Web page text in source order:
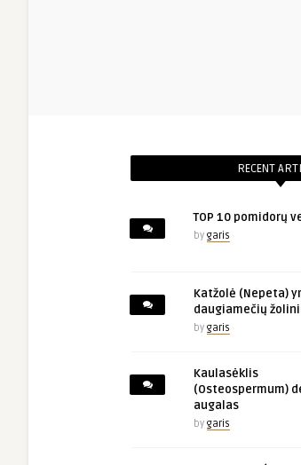
RECENT
TOP 10 pomidorų
by garis
Katžolė (Nepeta)
daugiamečių
by garis
Kaulasėklis
(Osteospermum)
augalas
by garis